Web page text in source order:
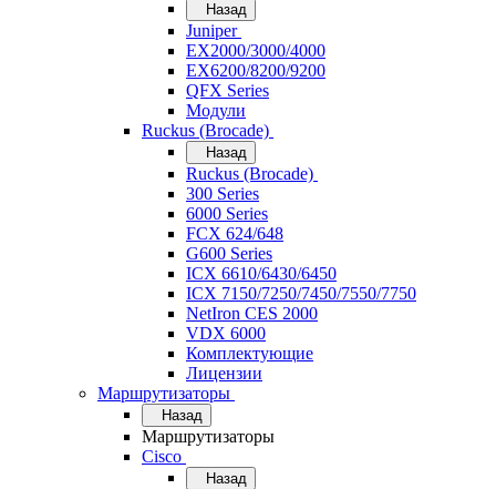
Назад
Juniper
EX2000/3000/4000
EX6200/8200/9200
QFX Series
Модули
Ruckus (Brocade)
Назад
Ruckus (Brocade)
300 Series
6000 Series
FCX 624/648
G600 Series
ICX 6610/6430/6450
ICX 7150/7250/7450/7550/7750
NetIron CES 2000
VDX 6000
Комплектующие
Лицензии
Маршрутизаторы
Назад
Маршрутизаторы
Cisco
Назад